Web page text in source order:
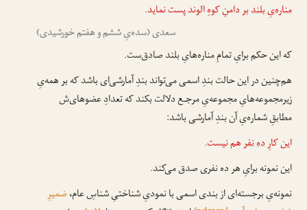
مناره‌یِ بلندبر دامنِ کوهِ الوند پست نماید.
سعدی (سده‌یِ ششم و هفتم خورشیدی)
که این حکم برایِ تمامِ مناره‌هایِ بلند صادق‌ست.
هم‌چنین در این حالت بندِ اسمی می‌تواند بندِ آمارشی‌ای باشد که بر همه‌یِ
زیرمجموعه‌هایِ مجموعه‌یِ مرجـع دلالت بکند که تعدادِ عضوهای‌ش
مطابقِ شماره‌یِ آن بندِ آمارشی باشد:
این کارِده نفرهم نیست.
این نمونه برایِ هر ده نفری صدق می‌کند.
نمونه‌یِ برجسته‌ای از بندی اسمی با نمودیِ شناختیِ شناسِ عام،ضمیرِ